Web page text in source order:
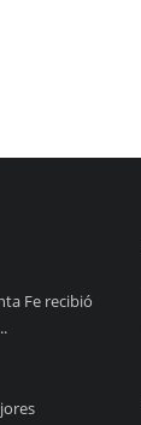
Fe recibió